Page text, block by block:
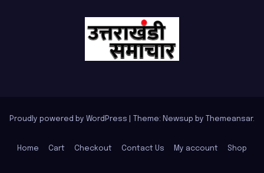
Proudly powered by WordPress Theme: Newsup by Themeansar.
Home Cart Checkout Contact Us My account Shop